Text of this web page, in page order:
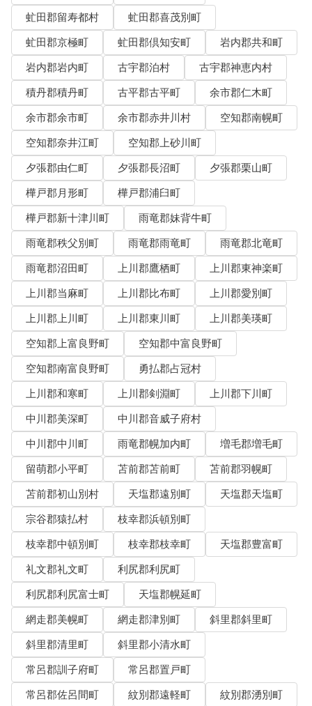
虻田郡留寿都村
虻田郡喜茂別町
虻田郡京極町
虻田郡倶知安町
岩内郡共和町
岩内郡岩内町
古宇郡泊村
古宇郡神恵内村
積丹郡積丹町
古平郡古平町
余市郡仁木町
余市郡余市町
余市郡赤井川村
空知郡南幌町
空知郡奈井江町
空知郡上砂川町
夕張郡由仁町
夕張郡長沼町
夕張郡栗山町
樺戸郡月形町
樺戸郡浦臼町
樺戸郡新十津川町
雨竜郡妹背牛町
雨竜郡秩父別町
雨竜郡雨竜町
雨竜郡北竜町
雨竜郡沼田町
上川郡鷹栖町
上川郡東神楽町
上川郡当麻町
上川郡比布町
上川郡愛別町
上川郡上川町
上川郡東川町
上川郡美瑛町
空知郡上富良野町
空知郡中富良野町
空知郡南富良野町
勇払郡占冠村
上川郡和寒町
上川郡剣淵町
上川郡下川町
中川郡美深町
中川郡音威子府村
中川郡中川町
雨竜郡幌加内町
増毛郡増毛町
留萌郡小平町
苫前郡苫前町
苫前郡羽幌町
苫前郡初山別村
天塩郡遠別町
天塩郡天塩町
宗谷郡猿払村
枝幸郡浜頓別町
枝幸郡中頓別町
枝幸郡枝幸町
天塩郡豊富町
礼文郡礼文町
利尻郡利尻町
利尻郡利尻富士町
天塩郡幌延町
網走郡美幌町
網走郡津別町
斜里郡斜里町
斜里郡清里町
斜里郡小清水町
常呂郡訓子府町
常呂郡置戸町
常呂郡佐呂間町
紋別郡遠軽町
紋別郡湧別町